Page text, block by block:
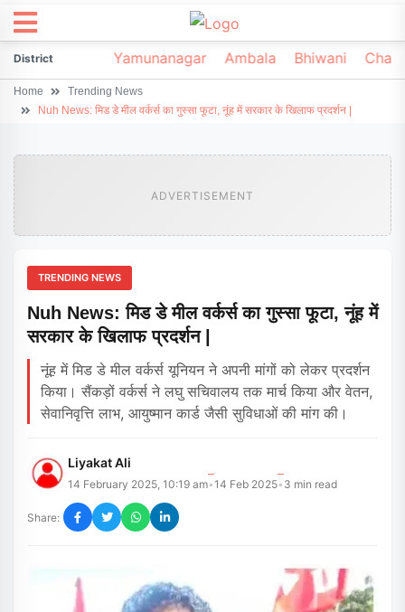
DistrictSonipat Yamunanagar Ambala Bhiwani
Home
Trending News
Nuh News: मिड डे मील वर्कर्स का गुस्सा फूटा, नूंह में सरकार के खिलाफ प्रदर्शन |
ADVERTISEMENT
TRENDING NEWS
Nuh News: मिड डे मील वर्कर्स का गुस्सा फूटा, नूंह में
सरकार के खिलाफ प्रदर्शन |
नूंह में मिड डे मील वर्कर्स यूनियन ने अपनी मांगों को लेकर प्रदर्शन
किया। सैंकड़ों वर्कर्स ने लघु सचिवालय तक मार्च किया और वेतन,
सेवानिवृत्ति लाभ, आयुष्मान कार्ड जैसी सुविधाओं की मांग की।
Liyakat Ali
14 February 2025, 10:19 am•14 Feb 2025• 3 min read
Share: